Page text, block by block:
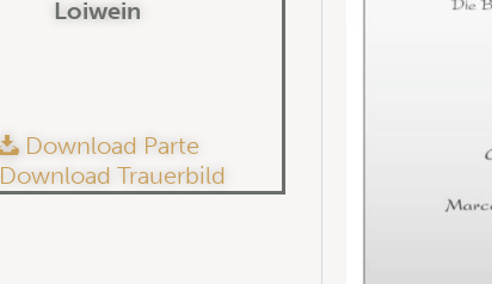
Loiwein
Download Parte
Download Trauerbild